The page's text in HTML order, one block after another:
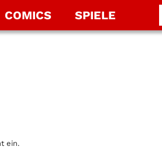
COMICS SPIELE
ein.